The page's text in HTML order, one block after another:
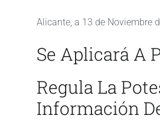
Alicante, a 13 de Noviembre
Se Aplicará A
Regula La
Información